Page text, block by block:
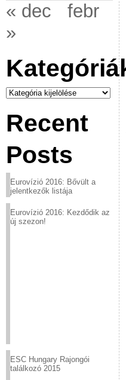
« dec
febr
»
Kategóriák
Recent
Posts
Eurovízió 2016: Bővült a
jelentkezők listája
Eurovízió 2016: Kezdődik az
új szezon!
ESC Hungary Rajongói
találkozó 2015